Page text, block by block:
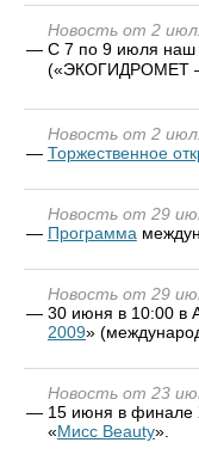
Новость от 2
— С 7 по 9 июля наш
(«ЭКОГИДРОМЕТ
Новость от 2
— Торжественное
Новость от 29
— Программа
Новость от 29
— 30 июня в 10:00 в
2009»
Новость от 23
— 15 июня в финале
«Мисс Beauty».